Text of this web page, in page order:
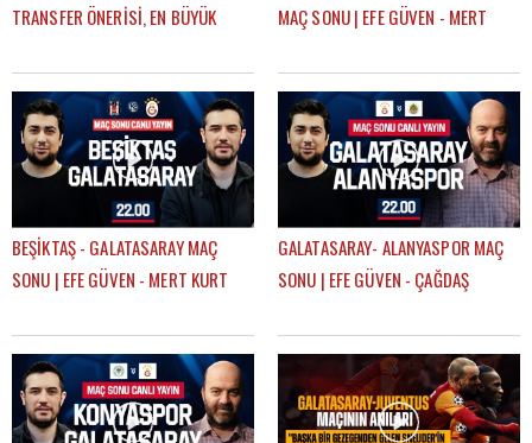
TRANSFER ÖNERİSİ, EN BÜYÜK
MAÇ SONU | EFE GÜVEN - MERT
BEŞİKTAŞ - GALATASARAY MAÇ
SONU | EFE GÜVEN - MERT KURT
GALATASARAY- ALANYASPOR MAÇ
SONU | EFE GÜVEN - ÇAĞDAŞ